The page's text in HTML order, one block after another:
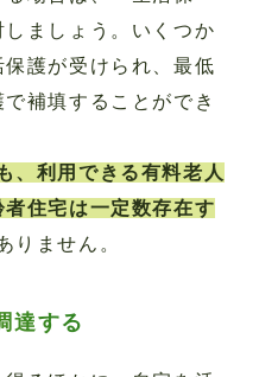
ましょう。いくつか
護が受けられ、最低
補填することができ
、利用できる有料老人
住宅は一定数存在す
りません。
達する